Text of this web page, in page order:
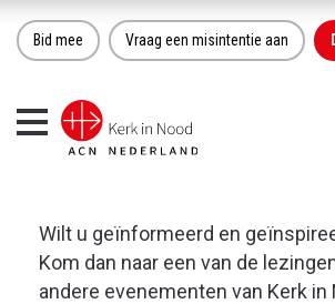
Bid mee Vraag een misintentie aan
Toggle
navigation
Wilt u geïnformeerd en
Kom dan naar een van de
andere evenementen van Kerk in